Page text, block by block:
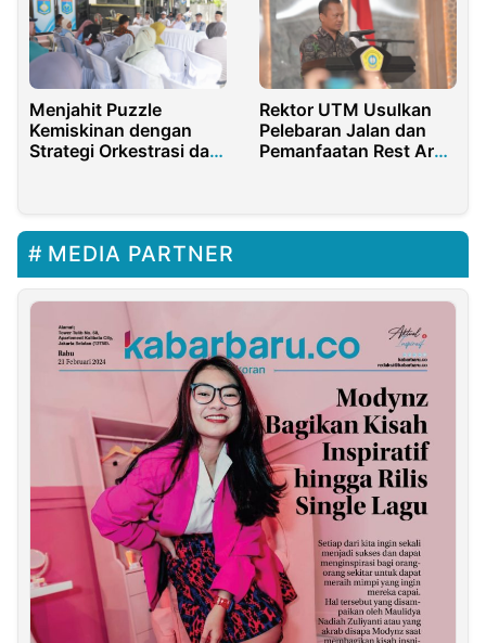
Menjahit Puzzle
Kemiskinan dengan
Strategi Orkestrasi dan
Rektor UTM Usulkan
Pelebaran Jalan dan
Pemanfaatan Rest Area
MEDIA PARTNER